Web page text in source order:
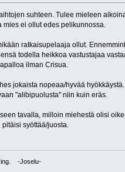
suhteen. Tulee mieleen
mies ei ollut edes pelikunnossa.
ratkaisupelaaja ollut.
todella heikkoa vastustajaa
ilman Crisua.
jokaista nopeaa/hyvää
"alibipuolusta" niin kuin eräs.
tavalla, milloin miehestä olisi
syöttää/juosta.
-Joselu-